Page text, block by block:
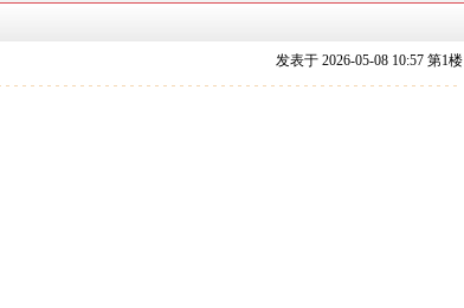
发表于 2026-05-08 10:57 第1楼